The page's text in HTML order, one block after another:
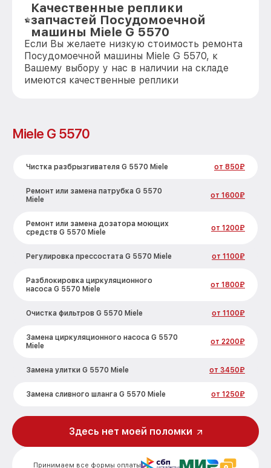
Качественные реплики
запчастей Посудомоечной
машины Miele G 5570
Если Вы желаете низкую стоимость ремонта
Посудомоечной машины Miele G 5570, к
Вашему выбору у нас в наличии на складе
имеются качественные реплики
Miele G 5570
Чистка разбрызгивателя G 5570 Miele от 850₽
Ремонт или замена патрубка G 5570
Miele
от 1600₽
Ремонт или замена дозатора моющих
средств G 5570 Miele
от 1200₽
Регулировка прессостата G 5570 Miele от 1100₽
Разблокировка циркуляционного
насоса G 5570 Miele
от 1800₽
Очистка фильтров G 5570 Miele от 1100₽
Замена циркуляционного насоса G 5570
Miele
от 2200₽
Замена улитки G 5570 Miele от 3450₽
Замена сливного шланга G 5570 Miele от 1250₽
Замена сливного насоса G 5570 Miele от 1590₽
от 1000₽
Принимаем все формы оплаты
Здесь нет моей поломки